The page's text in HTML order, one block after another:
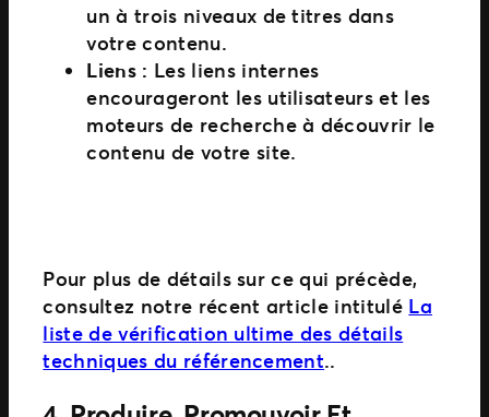
un à trois niveaux de titres dans
votre contenu.
Liens : Les liens internes
encourageront les utilisateurs et les
moteurs de recherche à découvrir le
contenu de votre site.
Pour plus de détails sur ce qui précède,
consultez notre récent article intitulé La
liste de vérification ultime des détails
techniques du référencement..